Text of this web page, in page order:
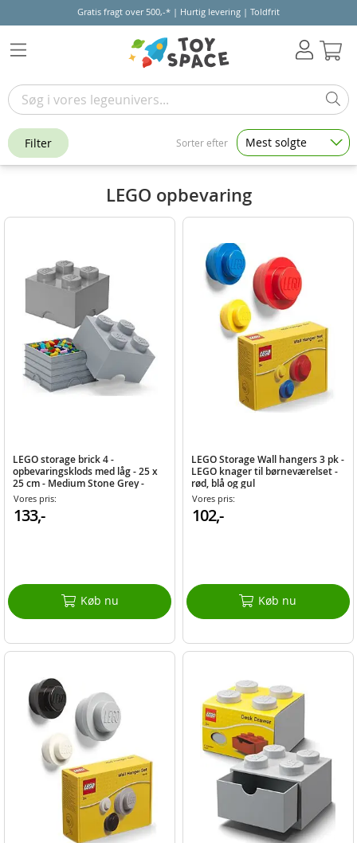
Gratis fragt over 500,-* | Hurtig levering | Toldfrit
LEGO opbevaring
LEGO storage brick 4 -
opbevaringsklods med låg - 25 x
25 cm - Medium Stone Grey -
Design Collection
Vores pris:
133,-
Køb nu
LEGO Storage Wall hangers 3 pk -
LEGO knager til børneværelset -
rød, blå og gul
Vores pris:
102,-
Køb nu
Filter Sorter efter Mest solgte